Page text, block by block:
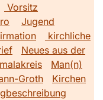
Vorsitz
Jugend
kirchliche
Neues aus der
Man(n)
Groth
Kirchen